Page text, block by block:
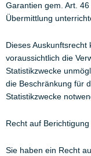
Garantien gem. Art.
Übermittlung
Dieses
voraussichtlich die
Statistikzwecke
die Beschränkung für
Statistikzwecke
Recht auf Berichtigung
Sie haben ein Recht